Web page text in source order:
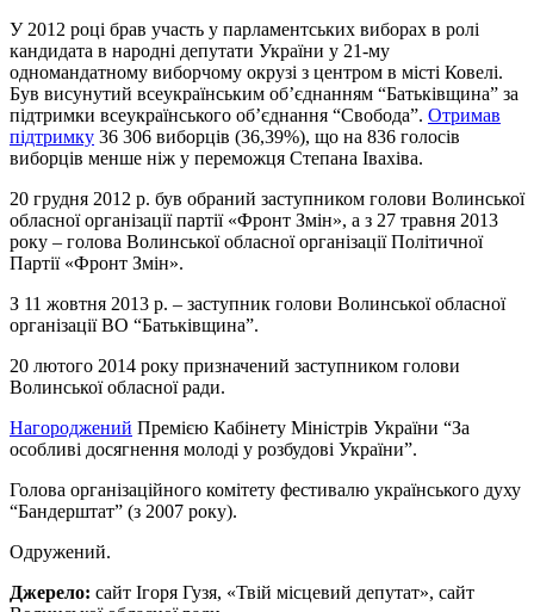
У 2012 році брав участь у парламентських виборах в ролі
кандидата в народні депутати України у 21-му
одномандатному виборчому окрузі з центром в місті Ковелі.
Був висунутий всеукраїнським об’єднанням “Батьківщина” за
підтримки всеукраїнського об’єднання “Свобода”. Отримав
підтримку 36 306 виборців (36,39%), що на 836 голосів
виборців менше ніж у переможця Степана Івахіва.
20 грудня 2012 р. був обраний заступником голови Волинської
обласної організації партії «Фронт Змін», а з 27 травня 2013
року – голова Волинської обласної організації Політичної
Партії «Фронт Змін».
З 11 жовтня 2013 р. – заступник голови Волинської обласної
організації ВО “Батьківщина”.
20 лютого 2014 року призначений заступником голови
Волинської обласної ради.
Нагороджений Премією Кабінету Міністрів України “За
особливі досягнення молоді у розбудові України”.
Голова організаційного комітету фестивалю українського духу
“Бандерштат” (з 2007 року).
Одружений.
Джерело: сайт Ігоря Гузя, «Твій місцевий депутат», сайт